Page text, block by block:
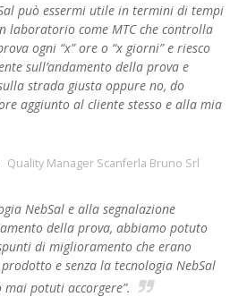
può essermi utile in termini di tempi
laboratorio come MTC che controlla
ogni “x” ore o “x giorni” e riesco
sull’andamento della prova e
strada giusta oppure no, do
aggiunto al cliente stesso e alla mia
Quality Manager Scanferla Bruno Srl
NebSal e alla segnalazione
della prova, abbiamo potuto
di miglioramento che erano
e senza la tecnologia NebSal
mai potuti accorgere”.